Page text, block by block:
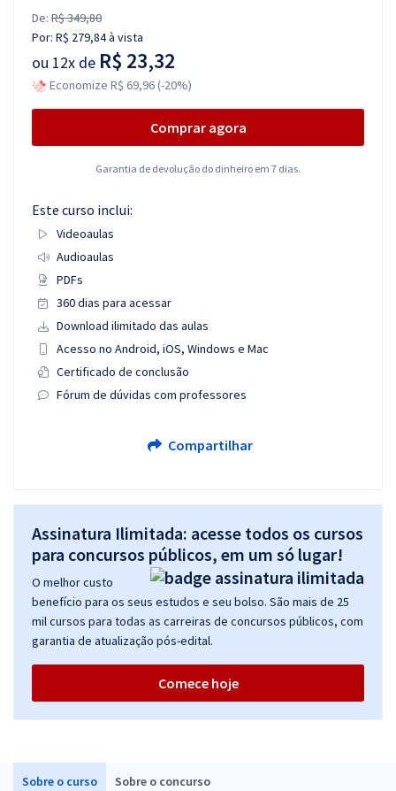
Sobre o curso Sobre o concurso
De: R$ 349,80
Por: R$ 279,84à vista
ou 12x de R$ 23,32
Economize R$ 69,96 (-20%)
Comprar agora
Garantia de devolução do dinheiro em 7 dias.
Este curso inclui:
Videoaulas
Audioaulas
PDFs
360 dias para acessar
Download ilimitado das aulas
Acesso no Android, iOS, Windows e Mac
Certificado de conclusão
Fórum de dúvidas com professores
Compartilhar
Assinatura Ilimitada: acesse todos os cursos
para concursos públicos, em um só lugar!
O melhor custo
benefício para os seus estudos e seu bolso. São mais de 25
mil cursos para todas as carreiras de concursos públicos, com
garantia de atualização pós-edital.
Comece hoje